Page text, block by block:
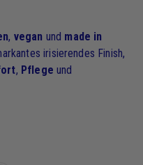
, vegan und made in
irisierendes Finish,
, Pflegeund